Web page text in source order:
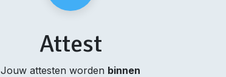
Attest
Jouw attesten worden binnen